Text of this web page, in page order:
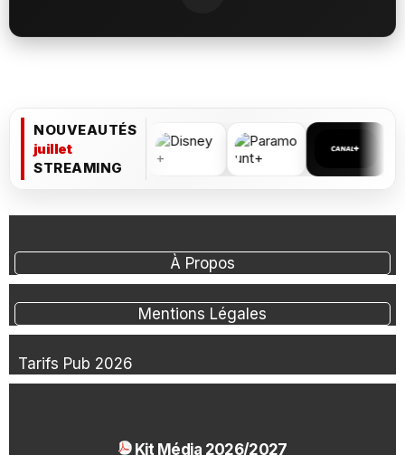
NOUVEAUTÉS
juillet
STREAMING
À Propos
Mentions Légales
Tarifs Pub 2026
Kit Média 2026/2027